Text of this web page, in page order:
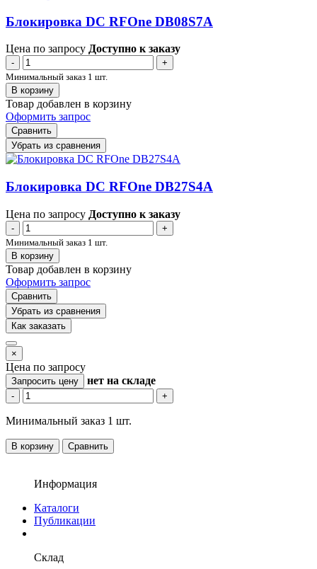
Блокировка DC RFOne DB08S7A
Цена по запросу Доступно к заказу
-
+
Минимальный заказ 1 шт.
В корзину
Товар добавлен в корзину
Оформить запрос
Сравнить
Убрать из сравнения
Блокировка DC RFOne DB27S4A
Цена по запросу Доступно к заказу
-
+
Минимальный заказ 1 шт.
В корзину
Товар добавлен в корзину
Оформить запрос
Сравнить
Убрать из сравнения
Как заказать
×
Цена по запросу
Запросить цену нет на складе
- +
Минимальный заказ 1 шт.
В корзину Сравнить
Информация
Каталоги
Публикации
Склад